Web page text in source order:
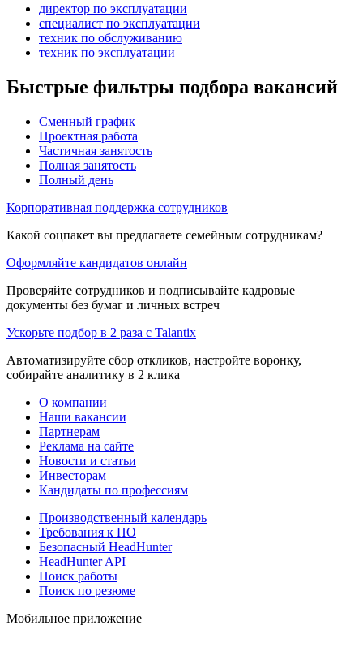
директор по эксплуатации
специалист по эксплуатации
техник по обслуживанию
техник по эксплуатации
Быстрые фильтры подбора вакансий
Сменный график
Проектная работа
Частичная занятость
Полная занятость
Полный день
Корпоративная поддержка сотрудников
Какой соцпакет вы предлагаете семейным сотрудникам?
Оформляйте кандидатов онлайн
Проверяйте сотрудников и подписывайте кадровые
документы без бумаг и личных встреч
Ускорьте подбор в 2 раза с Talantix
Автоматизируйте сбор откликов, настройте воронку,
собирайте аналитику в 2 клика
О компании
Наши вакансии
Партнерам
Реклама на сайте
Новости и статьи
Инвесторам
Кандидаты по профессиям
Производственный календарь
Требования к ПО
Безопасный HeadHunter
HeadHunter API
Поиск работы
Поиск по резюме
Мобильное приложение